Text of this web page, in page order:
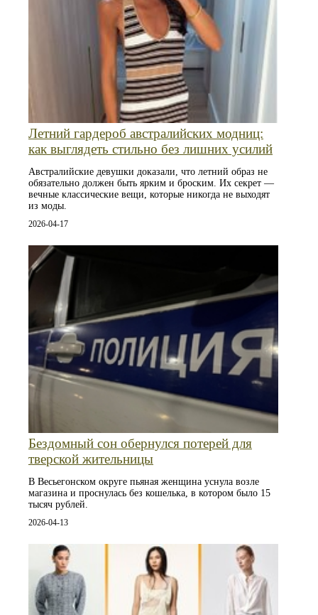
Летний гардероб австралийских модниц:
как выглядеть стильно без лишних усилий
Австралийские девушки доказали, что летний образ не
обязательно должен быть ярким и броским. Их секрет —
вечные классические вещи, которые никогда не выходят
из моды.
2026-04-17
Бездомный сон обернулся потерей для
тверской жительницы
В Весьегонском округе пьяная женщина уснула возле
магазина и проснулась без кошелька, в котором было 15
тысяч рублей.
2026-04-13